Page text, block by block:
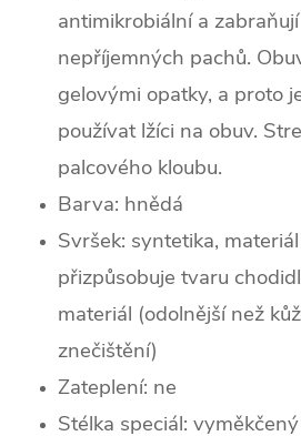
antimikrobiální a
nepříjemných pachů.
gelovými opatky, a proto
používat lžíci na obuv.
palcového kloubu.
Barva: hnědá
Svršek: syntetika,
přizpůsobuje tvaru
materiál (odolnější než
znečištění)
Zateplení: ne
Stélka speciál: